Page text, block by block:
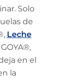
Solo
de
Leche
GOYA®,
en el
la